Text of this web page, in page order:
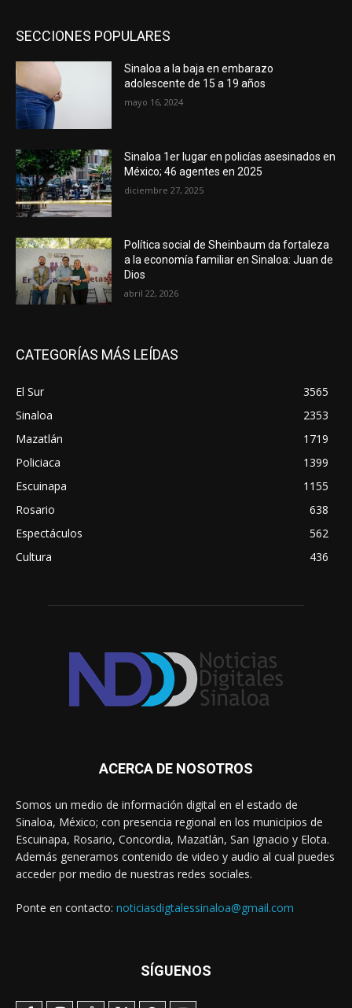
SECCIONES POPULARES
Sinaloa a la baja en embarazo
adolescente de 15 a 19 años
mayo 16, 2024
Sinaloa 1er lugar en policías asesinados en
México; 46 agentes en 2025
diciembre 27, 2025
Política social de Sheinbaum da fortaleza
a la economía familiar en Sinaloa: Juan de
Dios
abril 22, 2026
CATEGORÍAS MÁS LEÍDAS
El Sur
3565
Sinaloa
2353
Mazatlán
1719
Policiaca
1399
Escuinapa
1155
Rosario
638
Espectáculos
562
Cultura
436
ACERCA DE NOSOTROS
Somos un medio de información digital en el estado de
Sinaloa, México; con presencia regional en los municipios de
Escuinapa, Rosario, Concordia, Mazatlán, San Ignacio y Elota.
Además generamos contenido de video y audio al cual puedes
acceder por medio de nuestras redes sociales.
Ponte en contacto: noticiasdigtalessinaloa@gmail.com
SÍGUENOS